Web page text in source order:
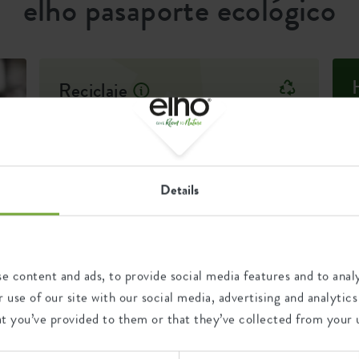
Details
content and ads, to provide social media features and to
of our site with our social media, advertising and
provided to them or that they’ve collected from your
exterior
99 años
no
sí
no
no
elho pasaporte ecológico
Reciclaje
residuos post-consumo y
100% de residuos post-
Certificaciones Garantía
99